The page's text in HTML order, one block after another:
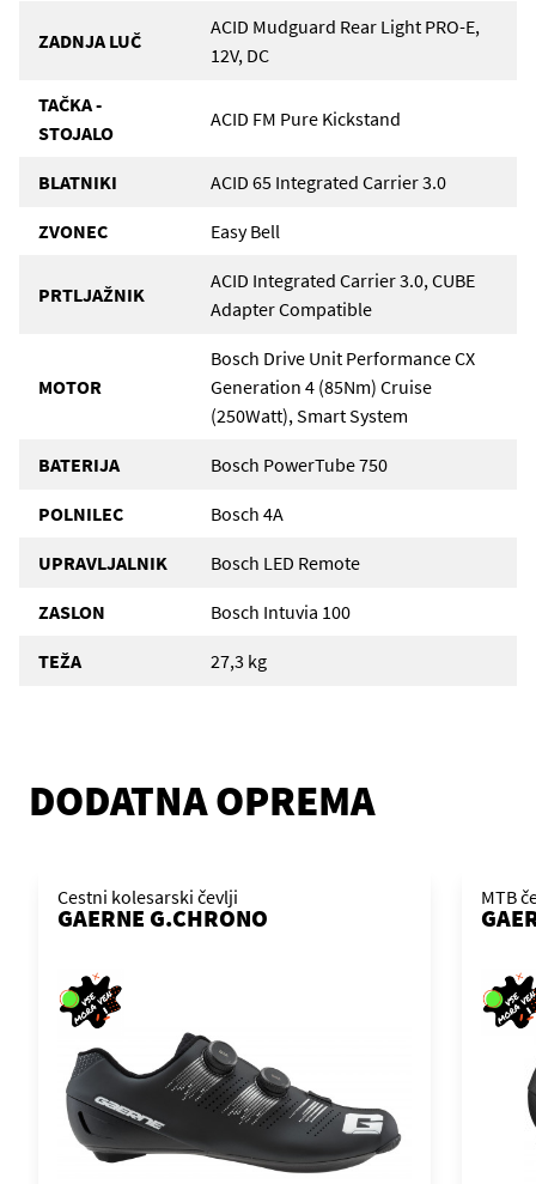
ZADNJA LUČ
ACID Mudguard Rear Light PRO-E,
12V, DC
TAČKA -
STOJALO
ACID FM Pure Kickstand
BLATNIKI ACID 65 Integrated Carrier 3.0
ZVONEC Easy Bell
PRTLJAŽNIK
ACID Integrated Carrier 3.0, CUBE
Adapter Compatible
MOTOR
Bosch Drive Unit Performance CX
Generation 4 (85Nm) Cruise
(250Watt), Smart System
BATERIJA Bosch PowerTube 750
POLNILEC Bosch 4A
UPRAVLJALNIK Bosch LED Remote
ZASLON Bosch Intuvia 100
TEŽA 27,3 kg
DODATNA OPREMA
Cestni kolesarski čevlji
GAERNE G.CHRONO
MTB